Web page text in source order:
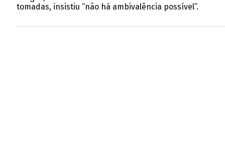
tomadas, insistiu “não há ambivalência possível”.